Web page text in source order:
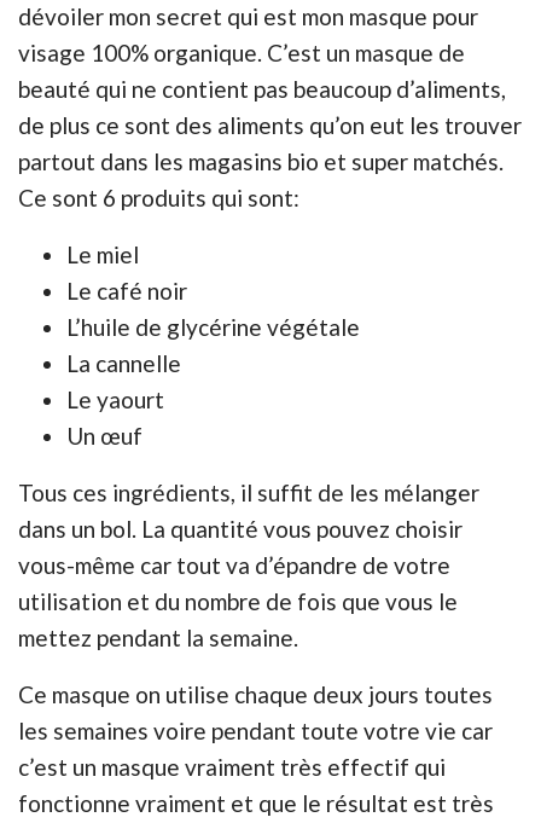
dévoiler mon secret qui est mon masque pour
visage 100% organique. C’est un masque de
beauté qui ne contient pas beaucoup d’aliments,
de plus ce sont des aliments qu’on eut les trouver
partout dans les magasins bio et super matchés.
Ce sont 6 produits qui sont:
Le miel
Le café noir
L’huile de glycérine végétale
La cannelle
Le yaourt
Un œuf
Tous ces ingrédients, il suffit de les mélanger
dans un bol. La quantité vous pouvez choisir
vous-même car tout va d’épandre de votre
utilisation et du nombre de fois que vous le
mettez pendant la semaine.
Ce masque on utilise chaque deux jours toutes
les semaines voire pendant toute votre vie car
c’est un masque vraiment très effectif qui
fonctionne vraiment et que le résultat est très